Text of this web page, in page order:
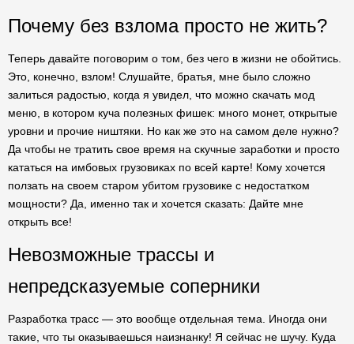
Почему без взлома просто не жить?
Теперь давайте поговорим о том, без чего в жизни не обойтись.
Это, конечно, взлом! Слушайте, братья, мне было сложно
залиться радостью, когда я увидел, что можно скачать мод
меню, в котором куча полезных фишек: много монет, открытые
уровни и прочие ништяки. Но как же это на самом деле нужно?
Да чтобы не тратить свое время на скучные заработки и просто
кататься на имбовых грузовиках по всей карте! Кому хочется
ползать на своем старом убитом грузовике с недостатком
мощности? Да, именно так и хочется сказать: Дайте мне
открыть все!
Невозможные трассы и
непредсказуемые соперники
Разработка трасс — это вообще отдельная тема. Иногда они
такие, что ты оказываешься наизнанку! Я сейчас не шучу. Куда